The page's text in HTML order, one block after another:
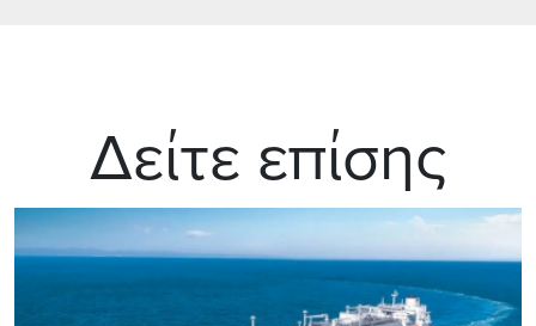
Δείτε επίσης